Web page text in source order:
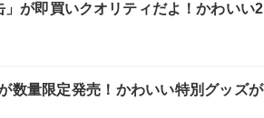
が即買いクオリティだよ！かわいい2
数量限定発売！かわいい特別グッズが